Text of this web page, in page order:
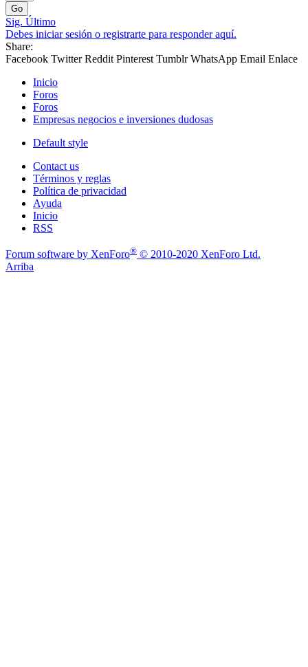
Go
Sig. Último
Debes iniciar sesión o registrarte para responder aquí.
Share:
Facebook Twitter Reddit Pinterest Tumblr WhatsApp Email Enlace
Inicio
Foros
Foros
Empresas negocios e inversiones dudosas
Default style
Contact us
Términos y reglas
Política de privacidad
Ayuda
Inicio
RSS
Forum software by XenForo® © 2010-2020 XenForo Ltd.
Arriba